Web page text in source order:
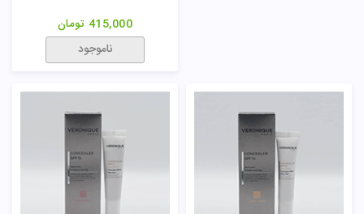
415,000 تومان
ناموجود